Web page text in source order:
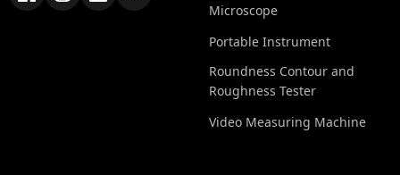
Microscope
Portable Instrument
Roundness Contour and
Roughness Tester
Video Measuring Machine